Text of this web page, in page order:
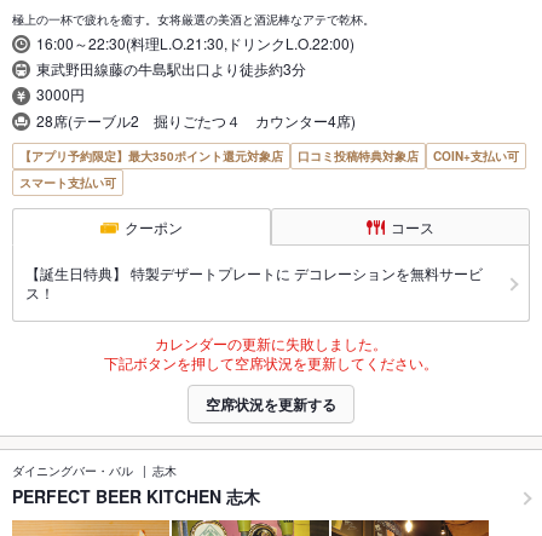
極上の一杯で疲れを癒す。女将厳選の美酒と酒泥棒なアテで乾杯。
16:00～22:30(料理L.O.21:30,ドリンクL.O.22:00)
東武野田線藤の牛島駅出口より徒歩約3分
3000円
28席(テーブル2 掘りごたつ４ カウンター4席)
【アプリ予約限定】最大350ポイント還元対象店 口コミ投稿特典対象店
COIN+支払い可
スマート支払い可
クーポン コース
【誕生日特典】 特製デザートプレートに デコレーションを無料サービ
ス！
カレンダーの更新に失敗しました。
下記ボタンを押して空席状況を更新してください。
空席状況を更新する
ダイニングバー・バル 志木
PERFECT BEER KITCHEN 志木